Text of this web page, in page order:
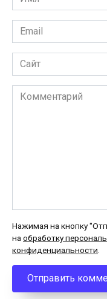
*
Email
*
Сайт
Комментарий
Нажимая на кнопку
на обработку
конфиденциальности